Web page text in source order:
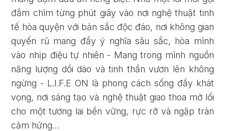
đắm chìm từng phút giây vào nơi nghệ thuật tinh
tế hòa quyện với bản sắc độc đáo, nơi không gian
quyến rũ mang đầy ý nghĩa sâu sắc, hòa mình
vào nhịp điệu tự nhiên - Mang trong mình nguồn
năng lượng dồi dào và tinh thần vươn lên không
ngừng - L.I.F.E ON là phong cách sống đầy khát
vọng, nơi sáng tạo và nghệ thuật giao thoa mở lối
cho một tương lai bền vững, rực rỡ và ngập tràn
cảm hứng…